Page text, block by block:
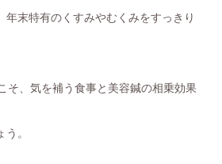
年末特有のくすみやむくみをすっきり
そ、気を補う食事と美容鍼の相乗効果
。